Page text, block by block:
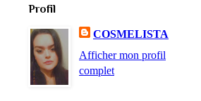
Profil
COSMELISTA
Afficher mon profil
complet